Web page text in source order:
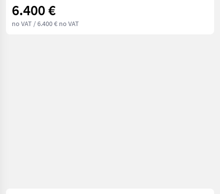
6.400 €
no VAT / 6.400 € no VAT